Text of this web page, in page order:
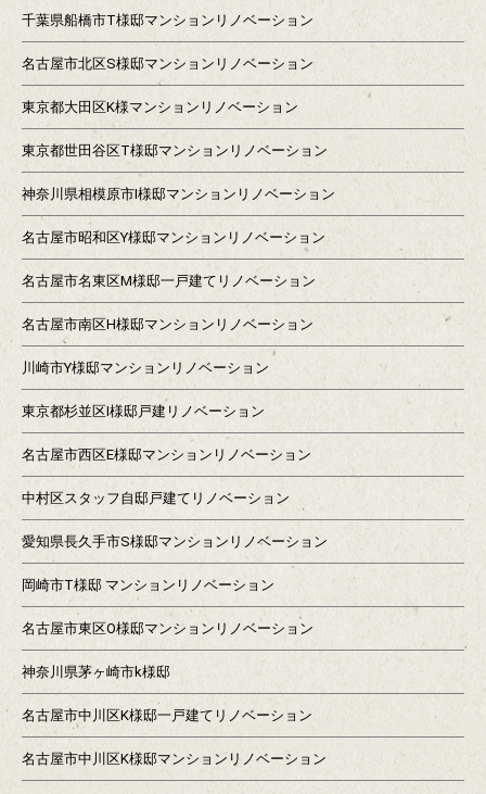
千葉県船橋市T様邸マンションリノベーション
名古屋市北区S様邸マンションリノベーション
東京都大田区K様マンションリノベーション
東京都世田谷区T様邸マンションリノベーション
神奈川県相模原市I様邸マンションリノベーション
名古屋市昭和区Y様邸マンションリノベーション
名古屋市名東区M様邸一戸建てリノベーション
名古屋市南区H様邸マンションリノベーション
川崎市Y様邸マンションリノベーション
東京都杉並区I様邸戸建リノベーション
名古屋市西区E様邸マンションリノベーション
中村区スタッフ自邸戸建てリノベーション
愛知県長久手市S様邸マンションリノベーション
岡崎市T様邸 マンションリノベーション
名古屋市東区O様邸マンションリノベーション
神奈川県茅ヶ崎市k様邸
名古屋市中川区K様邸一戸建てリノベーション
名古屋市中川区K様邸マンションリノベーション